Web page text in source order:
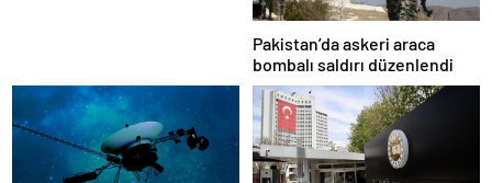
Pakistan’da askeri araca
bombalı saldırı düzenlendi